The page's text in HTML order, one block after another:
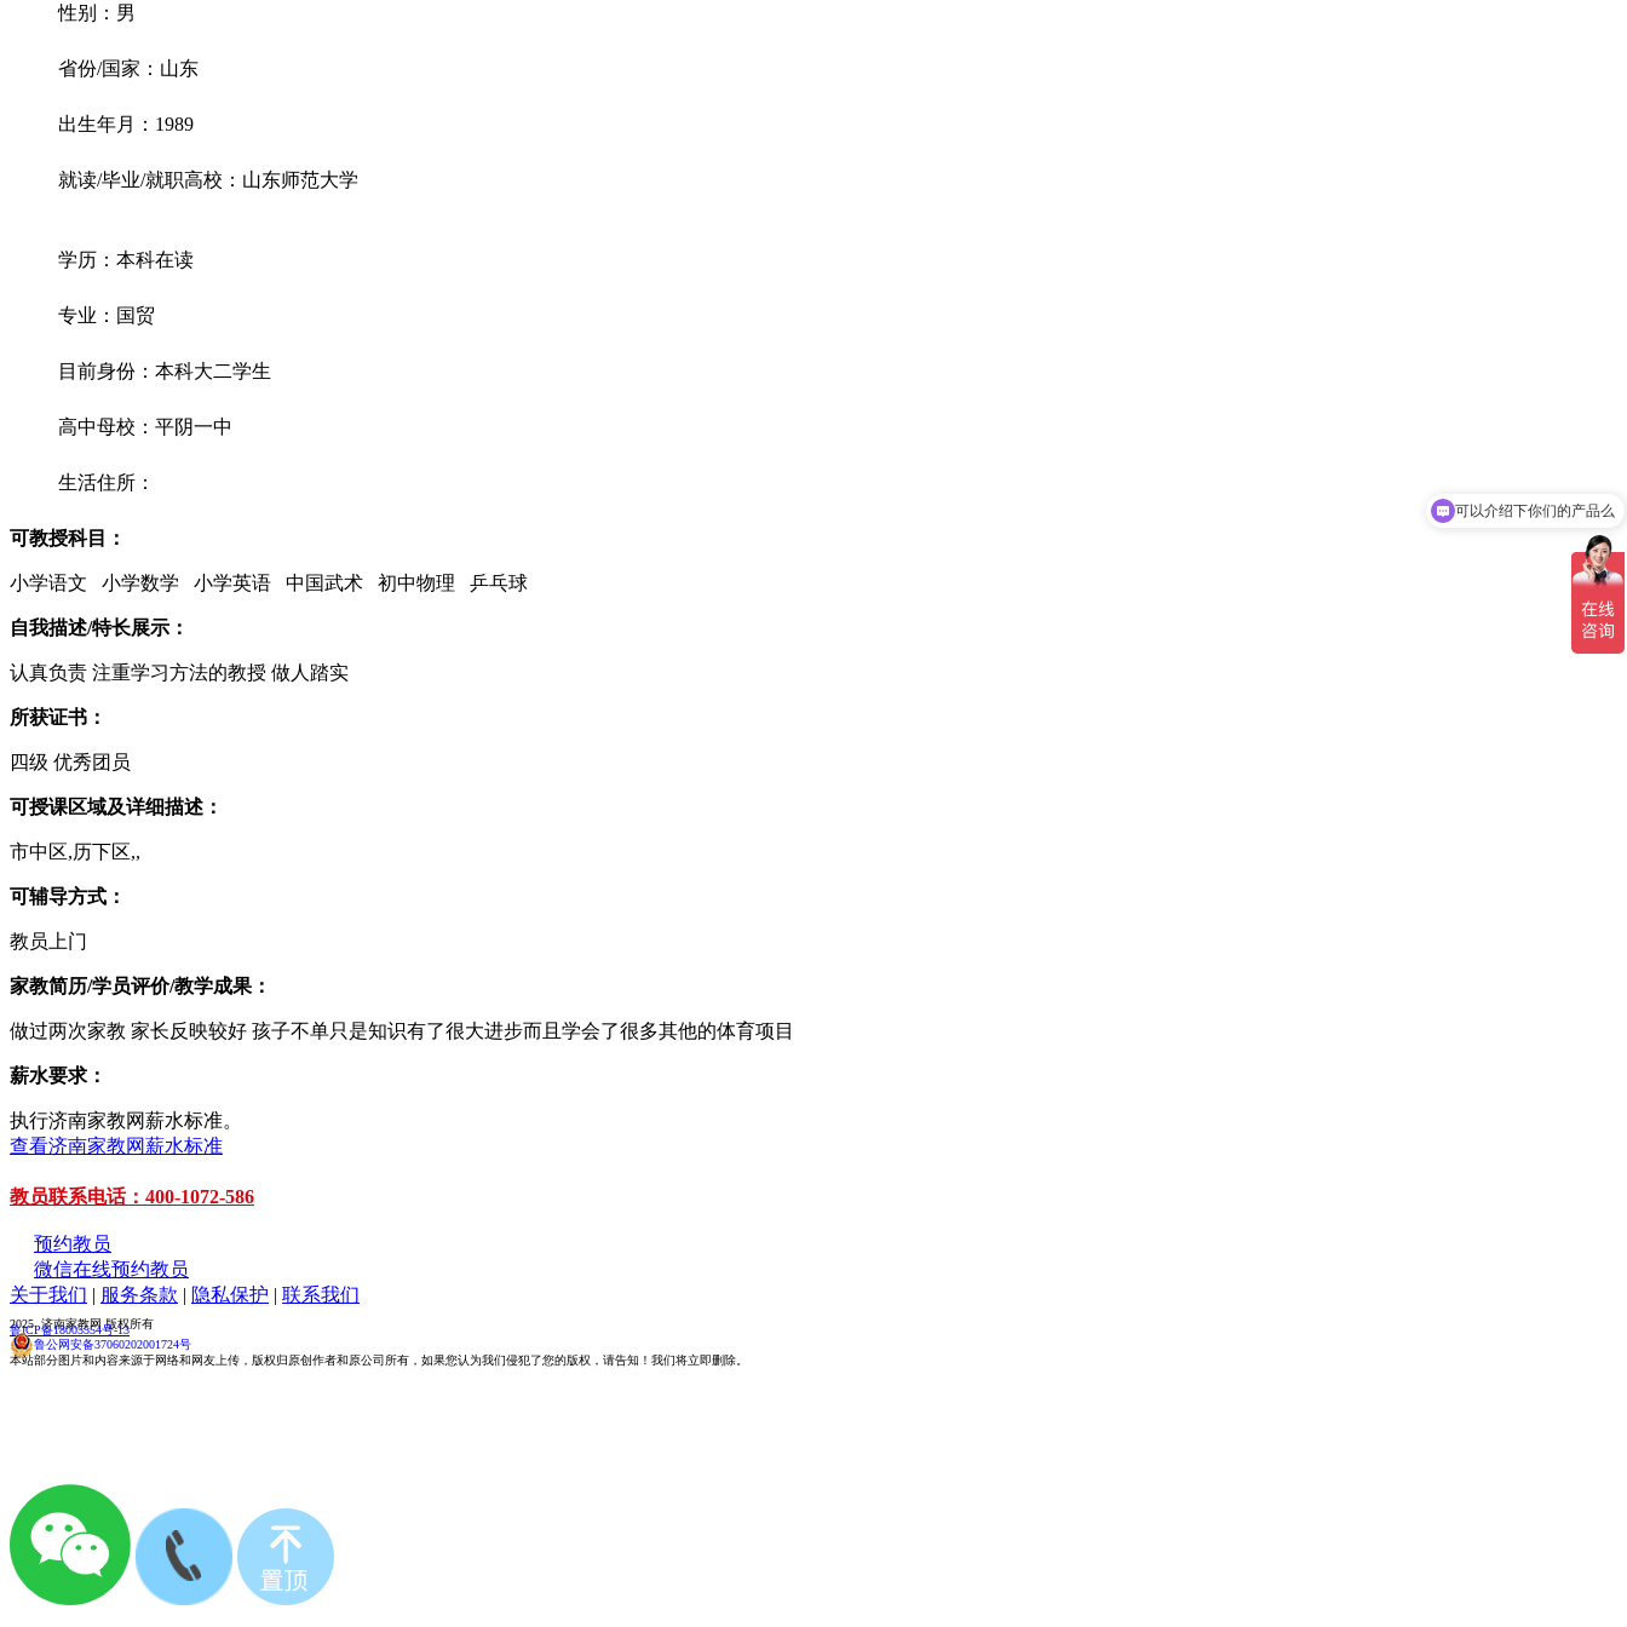
性别：男
省份/国家：山东
出生年月：1989
就读/毕业/就职高校：山东师范大学
学历：本科在读
专业：国贸
目前身份：本科大二学生
高中母校：平阴一中
生活住所：
可教授科目：
小学语文 小学数学 小学英语 中国武术 初中物理 乒乓球
自我描述/特长展示：
认真负责 注重学习方法的教授 做人踏实
所获证书：
四级 优秀团员
可授课区域及详细描述：
市中区,历下区,,
可辅导方式：
教员上门
家教简历/学员评价/教学成果：
做过两次家教 家长反映较好 孩子不单只是知识有了很大进步而且学会了很多其他的体育项目
薪水要求：
执行济南家教网薪水标准。
查看济南家教网薪水标准
教员联系电话：400-1072-586
预约教员
微信在线预约教员
关于我们 | 服务条款 | 隐私保护 | 联系我们
2025 济南家教网 版权所有
鲁ICP备18005554号-13
鲁公网安备37060202001724号
本站部分图片和内容来源于网络和网友上传，版权归原创作者和原公司所有，如果您认为我们侵犯了您的版权，请告知！我们将立即删除。
可以介绍下你们的产品么
你们是怎么收费的呢